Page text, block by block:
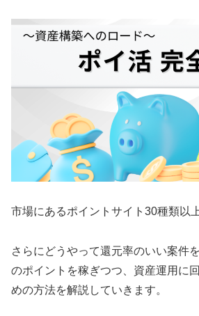
市場にあるポイントサイト30種類以
さらにどうやって還元率のいい案件
のポイントを稼ぎつつ、資産運用に
めの方法を解説していきます。